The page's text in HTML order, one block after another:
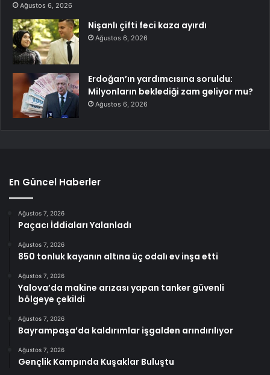
Ağustos 6, 2026
Nişanlı çifti feci kaza ayırdı
Ağustos 6, 2026
Erdoğan’ın yardımcısına soruldu:
Milyonların beklediği zam geliyor mu?
Ağustos 6, 2026
En Güncel Haberler
Ağustos 7, 2026
Paçacı İddiaları Yalanladı
Ağustos 7, 2026
850 tonluk kayanın altına üç odalı ev inşa etti
Ağustos 7, 2026
Yalova’da makine arızası yapan tanker güvenli
bölgeye çekildi
Ağustos 7, 2026
Bayrampaşa’da kaldırımlar işgalden arındırılıyor
Ağustos 7, 2026
Gençlik Kampında Kuşaklar Buluştu